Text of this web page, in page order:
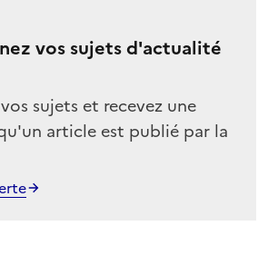
vos sujets d'actualité
sujets et recevez une
article est publié par la